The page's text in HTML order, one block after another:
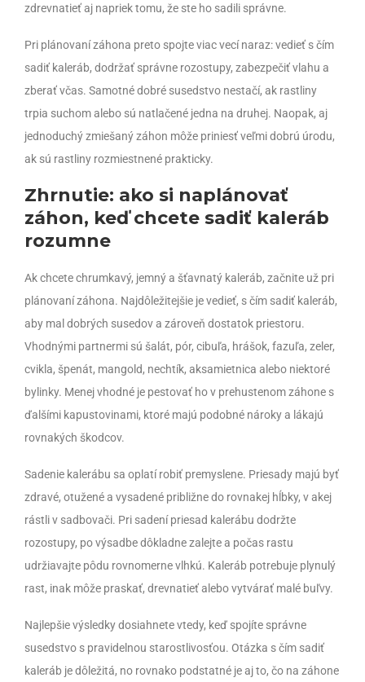
zdrevnatieť aj napriek tomu, že ste ho sadili správne.
Pri plánovaní záhona preto spojte viac vecí naraz: vedieť s čím
sadiť kaleráb, dodržať správne rozostupy, zabezpečiť vlahu a
zberať včas. Samotné dobré susedstvo nestačí, ak rastliny
trpia suchom alebo sú natlačené jedna na druhej. Naopak, aj
jednoduchý zmiešaný záhon môže priniesť veľmi dobrú úrodu,
ak sú rastliny rozmiestnené prakticky.
Zhrnutie: ako si naplánovať
záhon, keď chcete sadiť kaleráb
rozumne
Ak chcete chrumkavý, jemný a šťavnatý kaleráb, začnite už pri
plánovaní záhona. Najdôležitejšie je vedieť, s čím sadiť kaleráb,
aby mal dobrých susedov a zároveň dostatok priestoru.
Vhodnými partnermi sú šalát, pór, cibuľa, hrášok, fazuľa, zeler,
cvikla, špenát, mangold, nechtík, aksamietnica alebo niektoré
bylinky. Menej vhodné je pestovať ho v prehustenom záhone s
ďalšími kapustovinami, ktoré majú podobné nároky a lákajú
rovnakých škodcov.
Sadenie kalerábu sa oplatí robiť premyslene. Priesady majú byť
zdravé, otužené a vysadené približne do rovnakej hĺbky, v akej
rástli v sadbovači. Pri sadení priesad kalerábu dodržte
rozostupy, po výsadbe dôkladne zalejte a počas rastu
udržiavajte pôdu rovnomerne vlhkú. Kaleráb potrebuje plynulý
rast, inak môže praskať, drevnatieť alebo vytvárať malé buľvy.
Najlepšie výsledky dosiahnete vtedy, keď spojíte správne
susedstvo s pravidelnou starostlivosťou. Otázka s čím sadiť
kaleráb je dôležitá, no rovnako podstatné je aj to, čo na záhone